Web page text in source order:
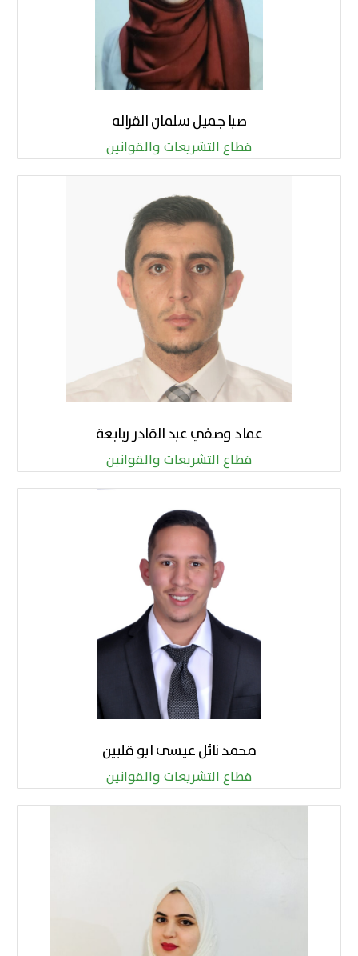
صبا جميل سلمان القراله
قطاع التشريعات والقوانين
عماد وصفي عبد القادر ربابعة
قطاع التشريعات والقوانين
محمد نائل عيسى ابو قلبين
قطاع التشريعات والقوانين